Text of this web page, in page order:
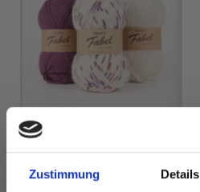
Zustimmung Details